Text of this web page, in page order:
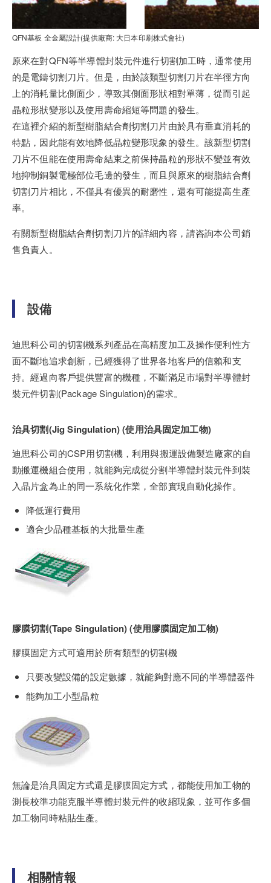
QFN基板 全金屬設計(提供廠商: 大日本印刷株式會社)
原來在對QFN等半導體封裝元件進行切割加工時，通常使用
的是電鑄切割刀片。但是，由於該類型切割刀片在半徑方向
上的消耗量比側面少，導致其側面形狀相對單薄，從而引起
晶粒形狀變形以及使用壽命縮短等問題的發生。
在這裡介紹的新型樹脂結合劑切割刀片由於具有垂直消耗的
特點，因此能有效地降低晶粒變形現象的發生。該新型切割
刀片不但能在使用壽命結束之前保持晶粒的形狀不變並有效
地抑制銅製電極部位毛邊的發生，而且與原來的樹脂結合劑
切割刀片相比，不僅具有優異的耐磨性，還有可能提高生產
率。
有關新型樹脂結合劑切割刀片的詳細內容，請咨詢本公司銷
售負責人。
設備
迪思科公司的切割機系列產品在高精度加工及操作便利性方
面不斷地追求創新，已經獲得了世界各地客戶的信賴和支
持。經過向客戶提供豐富的機種，不斷滿足市場對半導體封
裝元件切割(Package Singulation)的需求。
治具切割(Jig Singulation) (使用治具固定加工物)
迪思科公司的CSP用切割機，利用與搬運設備製造廠家的自
動搬運機組合使用，就能夠完成從分割半導體封裝元件到裝
入晶片盒為止的同一系統化作業，全部實現自動化操作。
降低運行費用
適合少品種基板的大批量生產
膠膜切割(Tape Singulation) (使用膠膜固定加工物)
膠膜固定方式可適用於所有類型的切割機
只要改變設備的設定數據，就能夠對應不同的半導體器件
能夠加工小型晶粒
無論是治具固定方式還是膠膜固定方式，都能使用加工物的
測長校準功能克服半導體封裝元件的收縮現象，並可作多個
加工物同時粘貼生產。
相關情報